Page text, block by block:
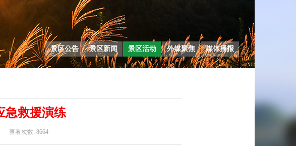
景区公告 景区新闻 景区活动 外媒聚焦 媒体播报
急救援演练
查看次数: 8664